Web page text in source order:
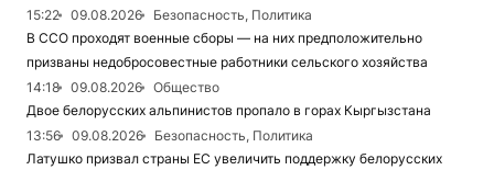
15:22
09.08.2026
Безопасность, Политика
В ССО проходят военные сборы — на них предположительно
призваны недобросовестные работники сельского хозяйства
14:18
09.08.2026
Общество
Двое белорусских альпинистов пропало в горах Кыргызстана
13:56
09.08.2026
Безопасность, Политика
Латушко призвал страны ЕС увеличить поддержку белорусских